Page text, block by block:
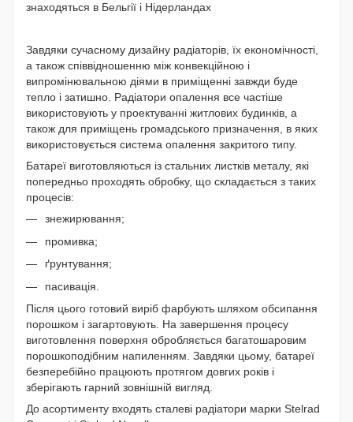
знаходяться в Бельгії і Нідерландах
Завдяки сучасному дизайну радіаторів, їх економічності,
а також співвідношенню між конвекційною і
випромінювальною діями в приміщенні завжди буде
тепло і затишно. Радіатори опалення все частіше
використовують у проектуванні житлових будинків, а
також для приміщень громадського призначення, в яких
використовується система опалення закритого типу.
Батареї виготовляються із стальних листків металу, які
попередньо проходять обробку, що складається з таких
процесів:
знежирювання;
промивка;
ґрунтування;
пасивація.
Після цього готовий виріб фарбують шляхом обсипання
порошком і загартовують. На завершення процесу
виготовлення поверхня обробляється багатошаровим
порошкоподібним напиленням. Завдяки цьому, батареї
безперебійно працюють протягом довгих років і
зберігають гарний зовнішній вигляд.
До асортименту входять сталеві радіатори марки Stelrad